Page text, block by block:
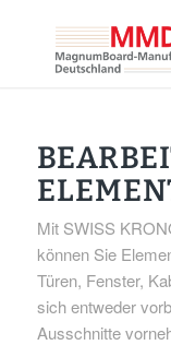
Mit SWISS
können Sie
Türen, Fenster,
sich entweder
Ausschnitte